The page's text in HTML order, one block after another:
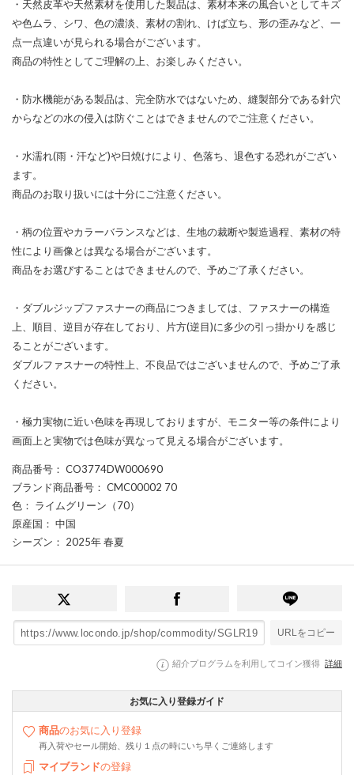
・天然皮革や天然素材を使用した製品は、素材本来の風合いとしてキズ
や色ムラ、シワ、色の濃淡、素材の割れ、けば立ち、形の歪みなど、一
点一点違いが見られる場合がございます。
商品の特性としてご理解の上、お楽しみください。
・防水機能がある製品は、完全防水ではないため、縫製部分である針穴
からなどの水の侵入は防ぐことはできませんのでご注意ください。
・水濡れ(雨・汗など)や日焼けにより、色落ち、退色する恐れがござい
ます。
商品のお取り扱いには十分にご注意ください。
・柄の位置やカラーバランスなどは、生地の裁断や製造過程、素材の特
性により画像とは異なる場合がございます。
商品をお選びすることはできませんので、予めご了承ください。
・ダブルジップファスナーの商品につきましては、ファスナーの構造
上、順目、逆目が存在しており、片方(逆目)に多少の引っ掛かりを感じ
ることがございます。
ダブルファスナーの特性上、不良品ではございませんので、予めご了承
ください。
・極力実物に近い色味を再現しておりますが、モニター等の条件により
画面上と実物では色味が異なって見える場合がございます。
商品番号 ： CO3774DW000690
ブランド商品番号 ： CMC00002 70
色 ： ライムグリーン（70）
原産国 ： 中国
シーズン ： 2025年 春夏
URLをコピー
紹介プログラムを利用してコイン獲得 詳細
お気に入り登録ガイド
商品のお気に入り登録
再入荷やセール開始、残り１点の時にいち早くご連絡します
マイブランドの登録